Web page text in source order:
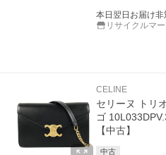
本日翌日お届け非
リサイクルマ
CELINE
セリーヌ トリ
ゴ
【中古】
中古